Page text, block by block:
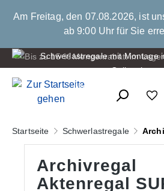
springen
Am Freitag, den 07.08.2026, ist
ab 9:00 Uhr für Sie
Montage der
Startseite Schwerlastregale
Archivregal
Aktenregal